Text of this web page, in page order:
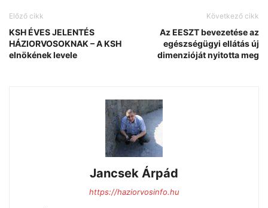
Előző cikk
KSH ÉVES JELENTÉS
HÁZIORVOSOKNAK – A KSH
elnökének levele
Következő cikk
Az EESZT bevezetése az
egészségügyi ellátás új
dimenzióját nyitotta meg
Jancsek Árpád
https://haziorvosinfo.hu